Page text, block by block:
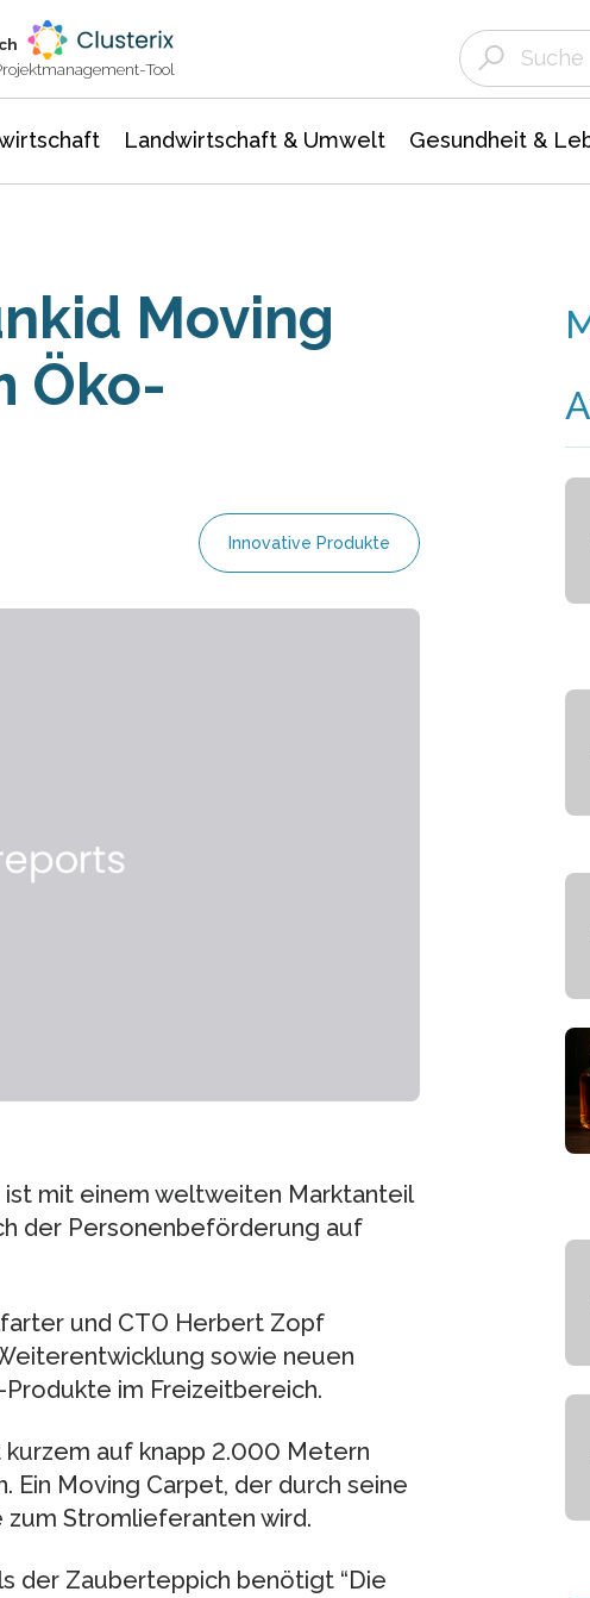
Tool
Landwirtschaft & Umwelt Gesundheit &
Moving
Öko-
Innovative Produkte
ist mit einem weltweiten Marktanteil
der Personenbeförderung auf
und CTO Herbert Zopf
sowie neuen
im Freizeitbereich.
auf knapp 2.000 Metern
Ein Moving Carpet, der durch seine
Stromlieferanten wird.
der Zauberteppich benötigt “Die